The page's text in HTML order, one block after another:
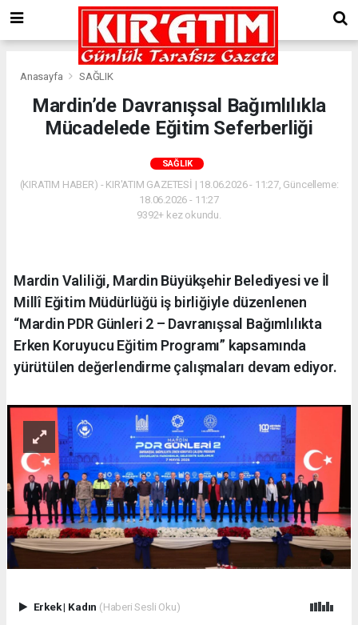
Anasayfa SAĞLIK
Mardin’de Davranışsal Bağımlılıkla
Mücadelede Eğitim Seferberliği
SAĞLIK
(KIRATIM HABER) - KIR'ATIM GAZETESİ | 18.06.2026 - 11:27, Güncelleme:
18.06.2026 - 11:27
9392+ kez okundu.
Mardin Valiliği, Mardin Büyükşehir Belediyesi ve İl
Millî Eğitim Müdürlüğü iş birliğiyle düzenlenen
“Mardin PDR Günleri 2 – Davranışsal Bağımlılıkta
Erken Koruyucu Eğitim Programı” kapsamında
yürütülen değerlendirme çalışmaları devam ediyor.
Erkek| Kadın (Haberi Sesli Oku)